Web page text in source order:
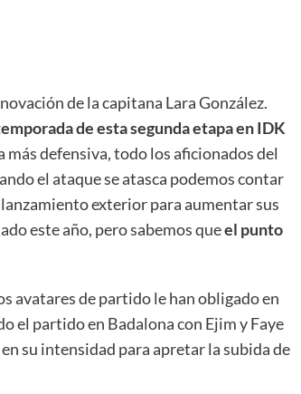
de la capitana Lara González.
de esta segunda etapa en IDK
defensiva, todo los aficionados del
el ataque se atasca podemos contar
exterior para aumentar sus
este año, pero sabemos queel punto
avatares de partido le han obligado en
el partido en Badalona con Ejim y Faye
su intensidad para apretar la subida de